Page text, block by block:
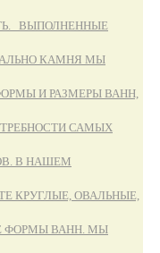
ВЫПОЛНЕННЫЕ
КАМНЯ МЫ
И РАЗМЕРЫ ВАНН,
САМЫХ
В НАШЕМ
КРУГЛЫЕ, ОВАЛЬНЫЕ,
ФОРМЫ ВАНН. МЫ